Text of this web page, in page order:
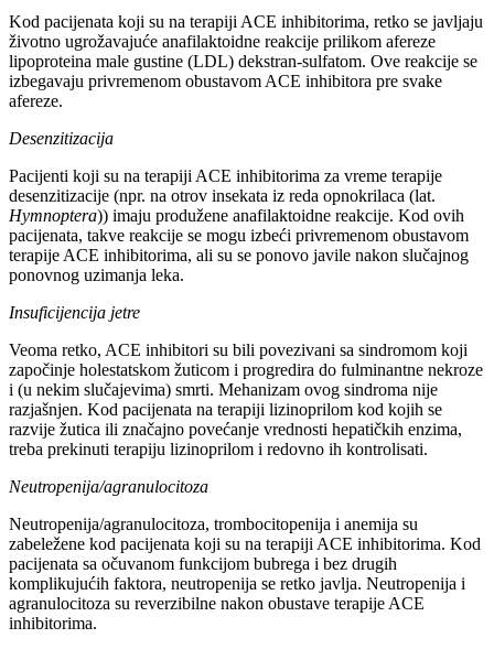
Kod pacijenata koji su na terapiji ACE inhibitorima, retko se javljaju
životno ugrožavajuće anafilaktoidne reakcije prilikom afereze
lipoproteina male gustine (LDL) dekstran-sulfatom. Ove reakcije se
izbegavaju privremenom obustavom ACE inhibitora pre svake
afereze.
Desenzitizacija
Pacijenti koji su na terapiji ACE inhibitorima za vreme terapije
desenzitizacije (npr. na otrov insekata iz reda opnokrilaca (lat.
Hymnoptera)) imaju produžene anafilaktoidne reakcije. Kod ovih
pacijenata, takve reakcije se mogu izbeći privremenom obustavom
terapije ACE inhibitorima, ali su se ponovo javile nakon slučajnog
ponovnog uzimanja leka.
Insuficijencija jetre
Veoma retko, ACE inhibitori su bili povezivani sa sindromom koji
započinje holestatskom žuticom i progredira do fulminantne nekroze
i (u nekim slučajevima) smrti. Mehanizam ovog sindroma nije
razjašnjen. Kod pacijenata na terapiji lizinoprilom kod kojih se
razvije žutica ili značajno povećanje vrednosti hepatičkih enzima,
treba prekinuti terapiju lizinoprilom i redovno ih kontrolisati.
Neutropenija/agranulocitoza
Neutropenija/agranulocitoza, trombocitopenija i anemija su
zabeležene kod pacijenata koji su na terapiji ACE inhibitorima. Kod
pacijenata sa očuvanom funkcijom bubrega i bez drugih
komplikujućih faktora, neutropenija se retko javlja. Neutropenija i
agranulocitoza su reverzibilne nakon obustave terapije ACE
inhibitorima.